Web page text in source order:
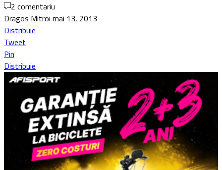
2 comentariu
Dragos Mitroi mai 13, 2013
Distribuie
Tweet
Pin
Distribuie